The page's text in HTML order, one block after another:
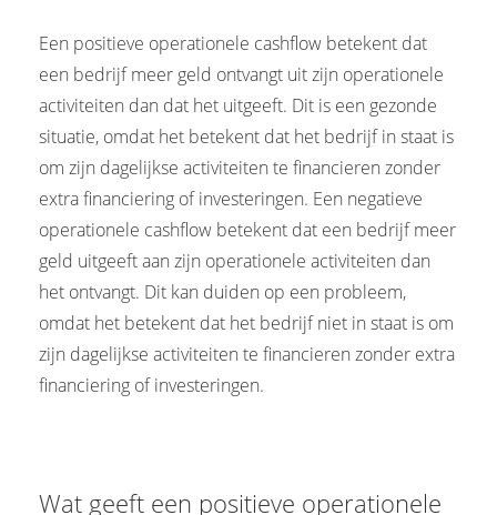
Een positieve operationele cashflow betekent dat
een bedrijf meer geld ontvangt uit zijn operationele
activiteiten dan dat het uitgeeft. Dit is een gezonde
situatie, omdat het betekent dat het bedrijf in staat is
om zijn dagelijkse activiteiten te financieren zonder
extra financiering of investeringen. Een negatieve
operationele cashflow betekent dat een bedrijf meer
geld uitgeeft aan zijn operationele activiteiten dan
het ontvangt. Dit kan duiden op een probleem,
omdat het betekent dat het bedrijf niet in staat is om
zijn dagelijkse activiteiten te financieren zonder extra
financiering of investeringen.
Wat geeft een positieve operationele